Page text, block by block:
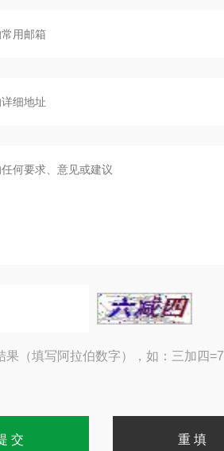
果（填写阿拉伯数字），如：三加四=7